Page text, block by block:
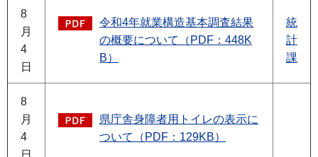
8
月
4
日
令和4年就業構造基本調査結果
の概要について（PDF：448K
B）
統
計
課
8
月
4
日
県庁舎身障者用トイレの表示に
ついて（PDF：129KB）